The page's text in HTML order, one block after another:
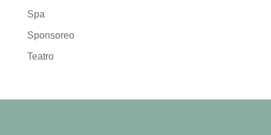
Spa
Sponsoreo
Teatro